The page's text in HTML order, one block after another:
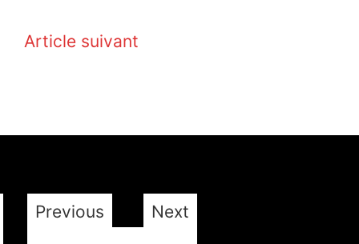
Article suivant
Previous Next